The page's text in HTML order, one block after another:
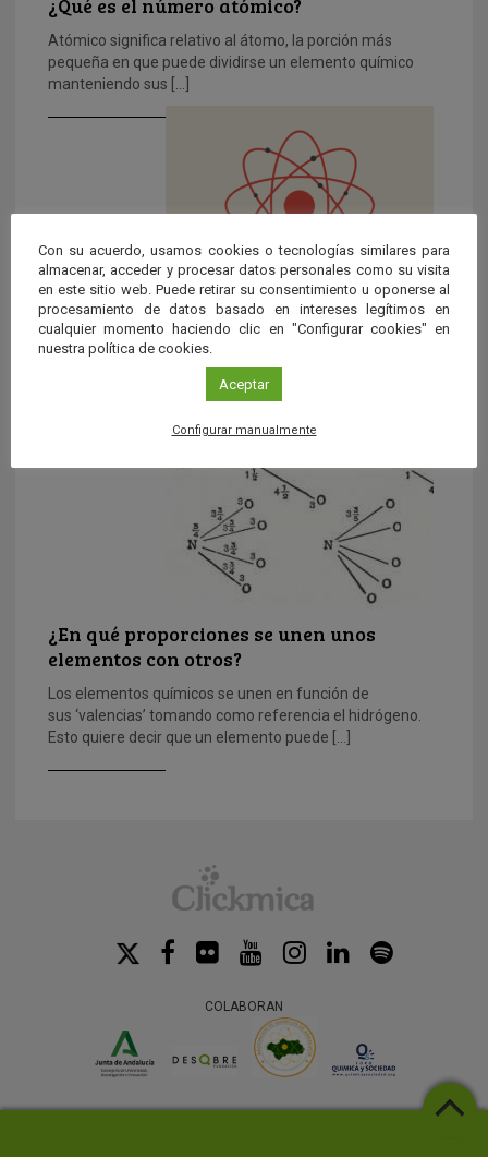
Atómico significa relativo al átomo, la porción más
pequeña en que puede dividirse un elemento químico
manteniendo sus […]
¿Qué es la masa atómica?
Se trata de la masa de un átomo expresada en ‘uma’ o
‘u’ (por sus siglas ‘unidad de […]
¿En qué proporciones se unen unos
elementos con otros?
Los elementos químicos se unen en función de
sus ‘valencias’ tomando como referencia el hidrógeno.
Esto quiere decir que un elemento puede […]
COLABORAN
Con su acuerdo, usamos cookies o tecnologías similares para
almacenar, acceder y procesar datos personales como su visita
en este sitio web. Puede retirar su consentimiento u oponerse al
procesamiento de datos basado en intereses legítimos en
cualquier momento haciendo clic en "Configurar cookies" en
nuestra política de cookies.
Aceptar
Configurar manualmente